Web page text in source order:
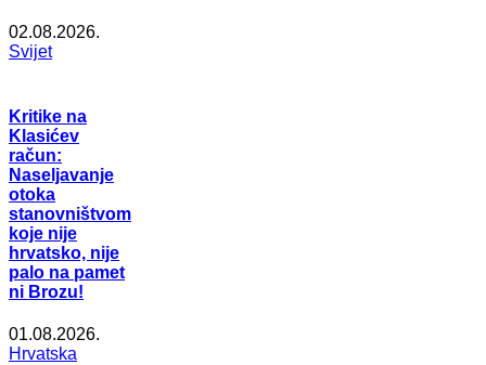
02.08.2026.
Svijet
Kritike na
Klasićev
račun:
Naseljavanje
otoka
stanovništvom
koje nije
hrvatsko, nije
palo na pamet
ni Brozu!
01.08.2026.
Hrvatska